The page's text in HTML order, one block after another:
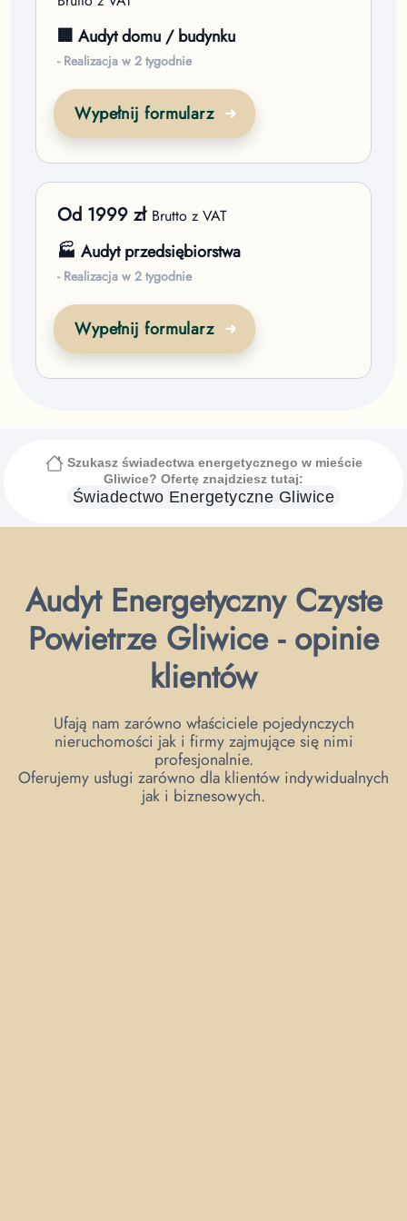
🏢 Audyt domu / budynku
- Realizacja w 2 tygodnie
Wypełnij formularz
Od 1999 zł Brutto z VAT
🏭 Audyt przedsiębiorstwa
- Realizacja w 2 tygodnie
Wypełnij formularz
Szukasz świadectwa energetycznego w mieście
Gliwice? Ofertę znajdziesz tutaj:
Świadectwo Energetyczne Gliwice
Audyt Energetyczny Czyste
Powietrze Gliwice - opinie
klientów
Ufają nam zarówno właściciele pojedynczych
nieruchomości jak i firmy zajmujące się nimi
profesjonalnie.
Oferujemy usługi zarówno dla klientów indywidualnych
jak i biznesowych.